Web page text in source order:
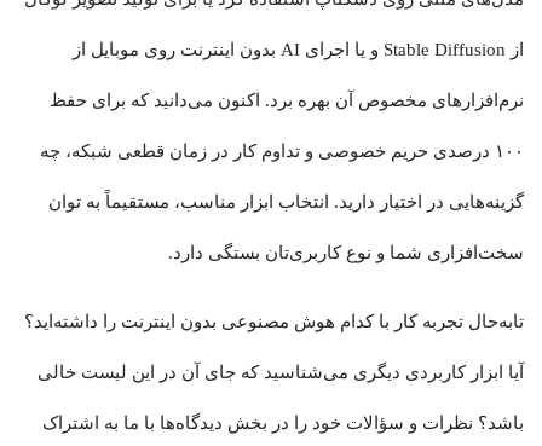
از Stable Diffusion و یا اجرای AI بدون اینترنت روی موبایل از
نرم‌افزارهای مخصوص آن بهره برد. اکنون می‌دانید که برای حفظ
۱۰۰ درصدی حریم خصوصی و تداوم کار در زمان قطعی شبکه، چه
گزینه‌هایی در اختیار دارید. انتخاب ابزار مناسب، مستقیماً به توان
سخت‌افزاری شما و نوع کاربری‌تان بستگی دارد.
تابه‌حال تجربه کار با کدام هوش مصنوعی بدون اینترنت را داشته‌اید؟
آیا ابزار کاربردی دیگری می‌شناسید که جای آن در این لیست خالی
باشد؟ نظرات و سؤالات خود را در بخش دیدگاه‌ها با ما به اشتراک